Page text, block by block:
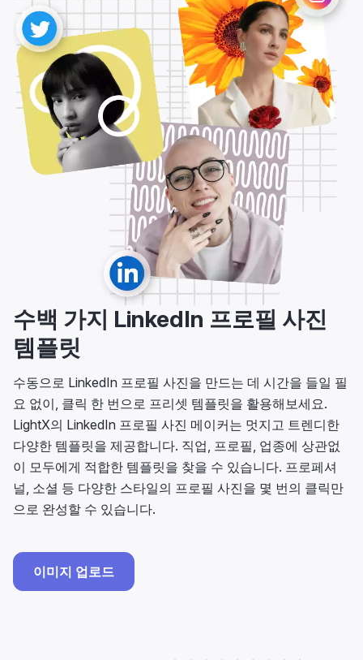
수백 가지 LinkedIn 프로필 사진
템플릿
수동으로 LinkedIn 프로필 사진을 만드는 데 시간을 들일 필
요 없이, 클릭 한 번으로 프리셋 템플릿을 활용해보세요.
LightX의 LinkedIn 프로필 사진 메이커는 멋지고 트렌디한
다양한 템플릿을 제공합니다. 직업, 프로필, 업종에 상관없
이 모두에게 적합한 템플릿을 찾을 수 있습니다. 프로페셔
널, 소셜 등 다양한 스타일의 프로필 사진을 몇 번의 클릭만
으로 완성할 수 있습니다.
이미지 업로드